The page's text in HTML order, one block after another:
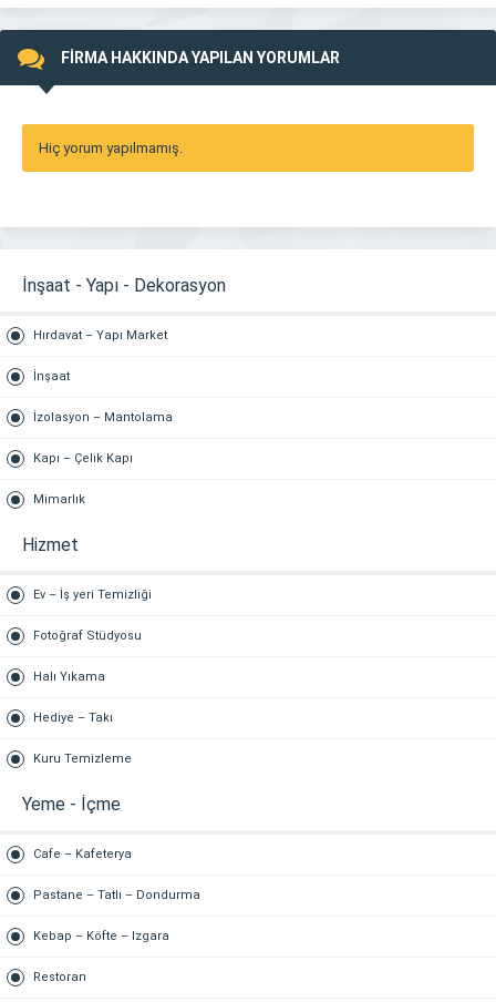
FİRMA HAKKINDA YAPILAN YORUMLAR
Hiç yorum yapılmamış.
İnşaat - Yapı - Dekorasyon
Hırdavat – Yapı Market
İnşaat
İzolasyon – Mantolama
Kapı – Çelik Kapı
Mimarlık
Hizmet
Ev – İş yeri Temizliği
Fotoğraf Stüdyosu
Halı Yıkama
Hediye – Takı
Kuru Temizleme
Yeme - İçme
Cafe – Kafeterya
Pastane – Tatlı – Dondurma
Kebap – Köfte – Izgara
Restoran